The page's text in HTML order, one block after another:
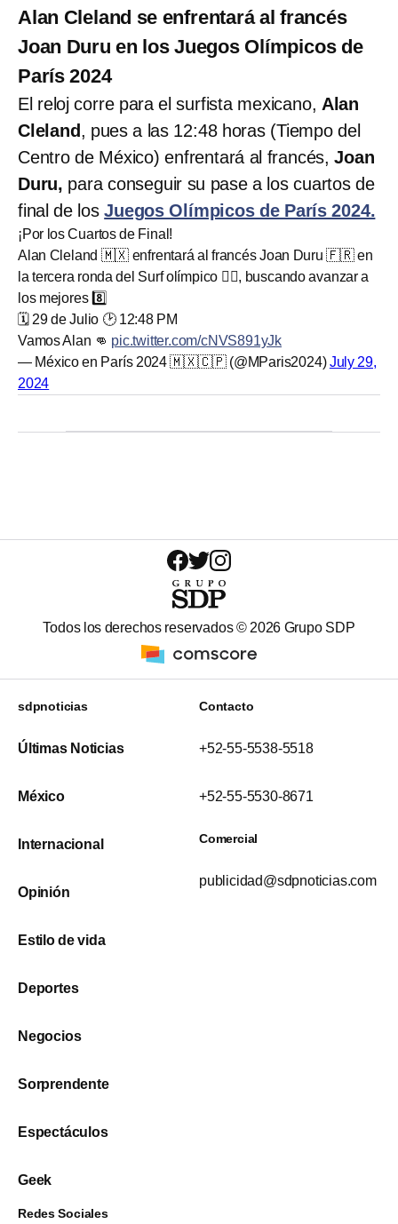
Alan Cleland se enfrentará al francés
Joan Duru en los Juegos Olímpicos de
París 2024
El reloj corre para el surfista mexicano, Alan
Cleland , pues a las 12:48 horas (Tiempo del
Centro de México) enfrentará al francés,Joan
Duru, para conseguir su pase a los cuartos de
final de losJuegos Olímpicos de París 2024.
¡Por los Cuartos de Final!
Alan Cleland 🇲🇽 enfrentará al francés Joan Duru 🇫🇷 en
la tercera ronda del Surf olímpico 🏄‍♂️, buscando avanzar a
los mejores 8️⃣
🗓️ 29 de Julio 🕑 12:48 PM
Vamos Alan 👊 pic.twitter.com/cNVS891yJk
— México en París 2024 🇲🇽🇨🇵 (@MParis2024)July 29,
2024
Todos los derechos reservados © 2026 Grupo SDP
sdpnoticias
Últimas Noticias
México
Internacional
Opinión
Estilo de vida
Deportes
Negocios
Sorprendente
Espectáculos
Geek
Contacto
+52-55-5538-5518
+52-55-5530-8671
Comercial
publicidad@sdpnoticias.com
Redes Sociales